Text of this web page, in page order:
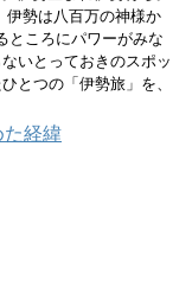
伊勢は八百万の神様か
ところにパワーがみな
いとっておきのスポッ
とつの「伊勢旅」を、
経緯